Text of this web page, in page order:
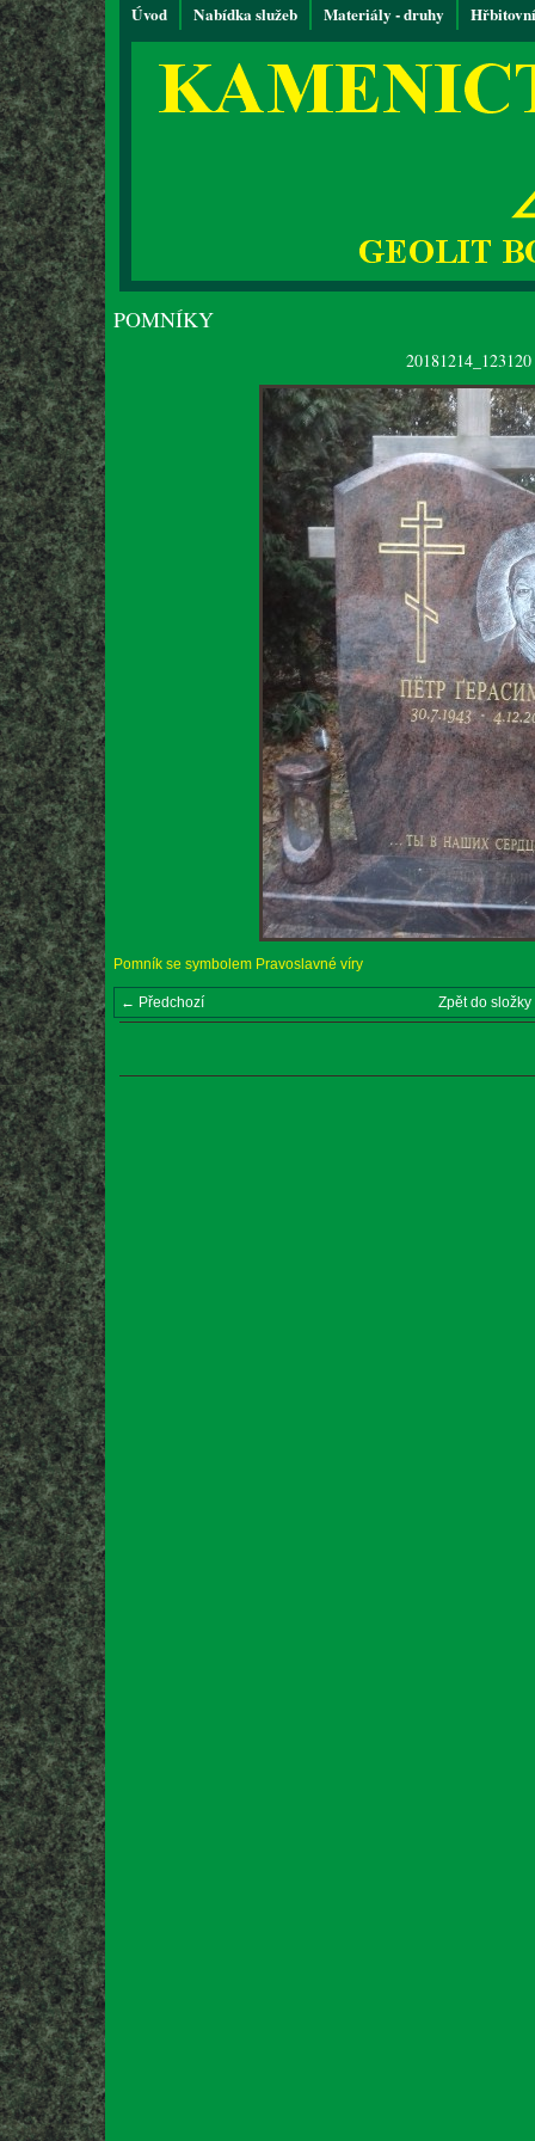
Úvod Nabídka služeb Materiály - druhy
POMNÍKY
20181214_123120
Pomník se symbolem Pravoslavné víry
← Předchozí Zpět do složky